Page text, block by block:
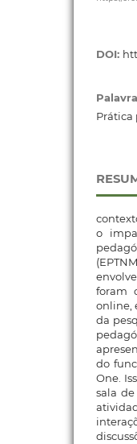
DOI:
Prática
o
foram
online,
da
do
One.
sala